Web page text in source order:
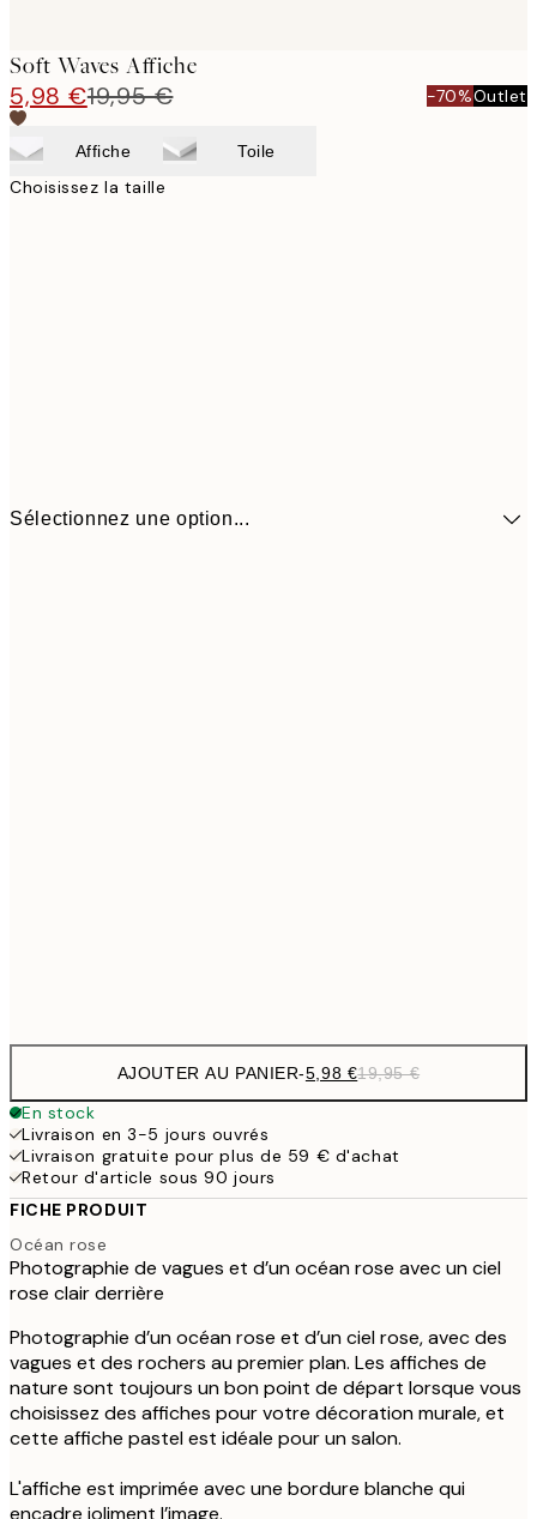
Soft Waves Affiche
5,98 €19,95 € -70%Outlet
Affiche Toile
Choisissez la taille
Sélectionnez une option...
AJOUTER AU PANIER-5,98 €19,95 €
En stock
Livraison en 3-5 jours ouvrés
Livraison gratuite pour plus de 59 € d'achat
Retour d'article sous 90 jours
FICHE PRODUIT
Océan rose
Photographie de vagues et d’un océan rose avec un ciel
rose clair derrière
Photographie d’un océan rose et d’un ciel rose, avec des
vagues et des rochers au premier plan. Les affiches de
nature sont toujours un bon point de départ lorsque vous
choisissez des affiches pour votre décoration murale, et
cette affiche pastel est idéale pour un salon.
L'affiche est imprimée avec une bordure blanche qui